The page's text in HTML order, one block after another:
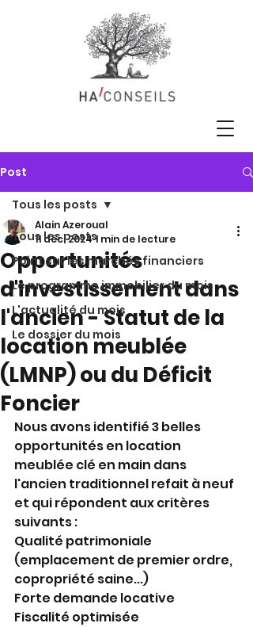
Post
Tous les posts
Point sur les marchés financiers
Le programme immobilier du mois
L'actualité du mois
Le dossier du mois
Tous les posts
Opportunités
d'investissement dans
l'ancien - Statut de la
location meublée
(LMNP) ou du Déficit
Foncier
Alain Azeroual
11 déc. 20241 min de lecture
Nous avons identifié 3 belles
opportunités en location
meublée clé en main dans
l'ancien traditionnel refait à neuf
et qui répondent aux critères
suivants :
Qualité patrimoniale
(emplacement de premier ordre,
copropriété saine...)
Forte demande locative
Fiscalité optimisée